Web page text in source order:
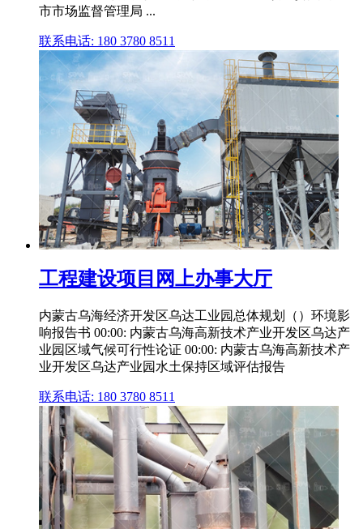
市市场监督管理局 ...
联系电话: 180 3780 8511
工程建设项目网上办事大厅
内蒙古乌海经济开发区乌达工业园总体规划（）环境影
响报告书 00:00: 内蒙古乌海高新技术产业开发区乌达产
业园区域气候可行性论证 00:00: 内蒙古乌海高新技术产
业开发区乌达产业园水土保持区域评估报告
联系电话: 180 3780 8511